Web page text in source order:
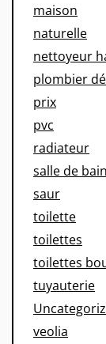
maison
naturelle
nettoyeur
plombier
prix
pvc
radiateur
salle de bain
saur
toilette
toilettes
toilettes
tuyauterie
veolia